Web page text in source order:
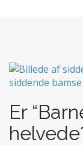
t
e
n
Er